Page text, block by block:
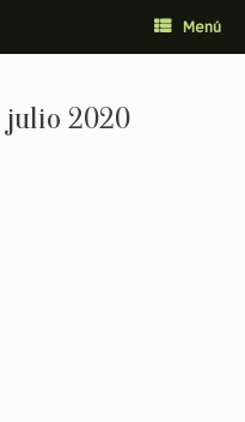
Menú
julio 2020